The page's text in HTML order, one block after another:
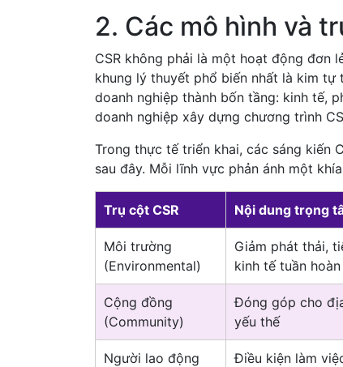
2. Các mô hình và
CSR không phải là một hoạt động đơn
khung lý thuyết phổ biến nhất là kim tự
doanh nghiệp thành bốn tầng: kinh tế,
doanh nghiệp xây dựng chương trình
Trong thực tế triển khai, các sáng kiến
sau đây. Mỗi lĩnh vực phản ánh một
Trụ cột CSR Nội dung trọng
Môi trường
(Environmental)
Giảm phát thải,
kinh tế tuần hoàn
Cộng đồng
(Community)
Đóng góp cho
yếu thế
Người lao động
Điều kiện làm